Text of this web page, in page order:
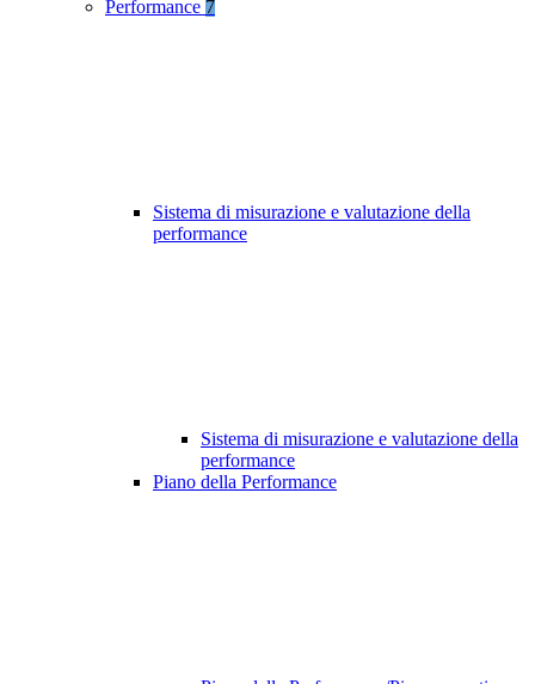
Performance 7
Sistema di misurazione e valutazione della
performance
Sistema di misurazione e valutazione della
performance
Piano della Performance